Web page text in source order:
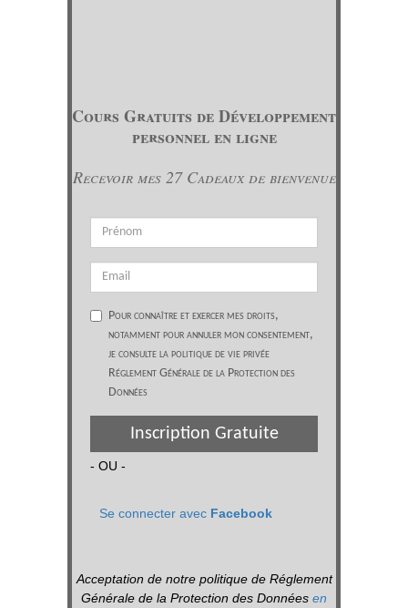
Cours Gratuits de Développement
personnel en ligne
Recevoir mes 27 Cadeaux de bienvenue
Pour connaître et exercer mes droits,
notamment pour annuler mon consentement,
je consulte la politique de vie privée
Réglement Générale de la Protection des
Données
Inscription Gratuite
- OU -
Se connecter avec Facebook
Acceptation de notre politique de Réglement
Générale de la Protection des Données en